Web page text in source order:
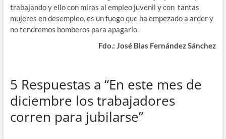
trabajando y ello con miras al empleo juvenil y con tantas
mujeres en desempleo, es un fuego que ha empezado a arder y
no tendremos bomberos para apagarlo.
Fdo.: José Blas Fernández Sánchez
5 Respuestas a “En este mes de
diciembre los trabajadores
corren para jubilarse”